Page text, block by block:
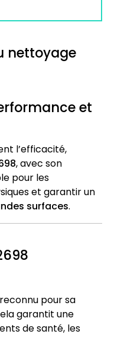
nettoyage
et
l’efficacité,
, avec son
pour les
et garantir un
surfaces.
pour sa
garantit une
de santé, les